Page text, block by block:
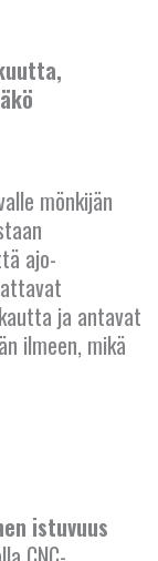
mönkijän
ajo-
ja antavat
ilmeen, mikä
istuvuus